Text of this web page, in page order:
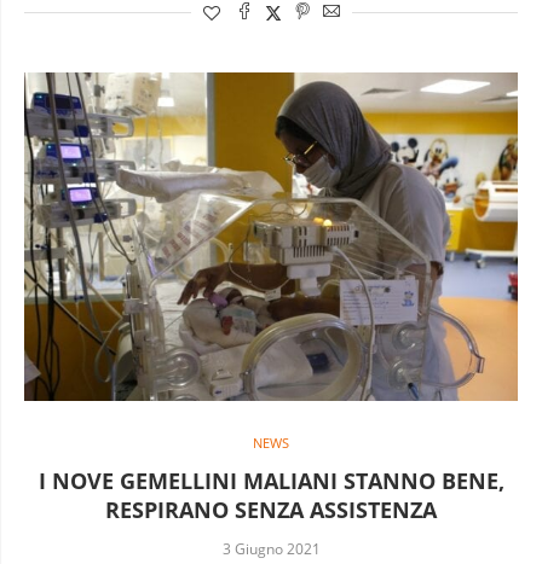
NEWS
I NOVE GEMELLINI MALIANI STANNO BENE,
RESPIRANO SENZA ASSISTENZA
3 Giugno 2021